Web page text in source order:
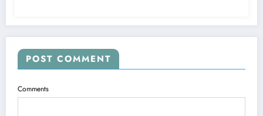
POST COMMENT
Comments